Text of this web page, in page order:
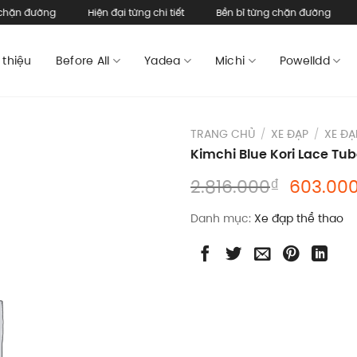
Hiện đại từng chi tiết Bền bỉ từng chặn đường
thiệu Before All Yadea Michi Powelldd
TRANG CHỦ / XE ĐẠP / XE
Kimchi Blue Kori Lace
2.816.000₫ Giá
là:
Danh mục: Xe đạp thể thao